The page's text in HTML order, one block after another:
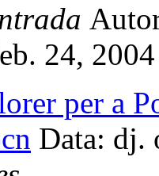
24,
per a
Data: dj.